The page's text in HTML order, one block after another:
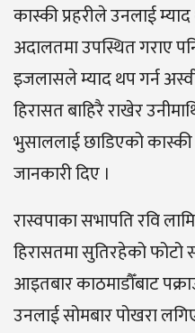
कास्की प्रहरीले उनलाई
अदालतमा उपस्थित गराए
इजलासले म्याद थप गर्न
हिरासत बाहिरै राखेर
भुसाललाई छाडिएको
जानकारी दिए ।
रास्वपाका सभापति रवि
हिरासतमा सुतिरहेको फोटो
आइतबार काठमाडौँबाट
उनलाई सोमबार पोखरा